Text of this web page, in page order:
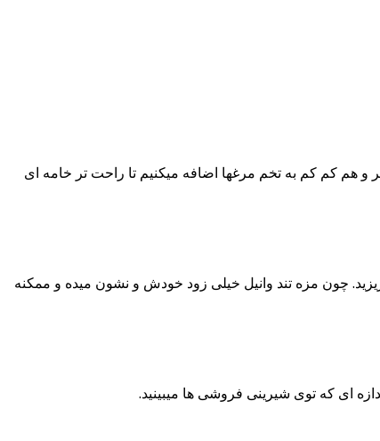
هم کم کم به تخم مرغها اضافه میکنیم تا راحت تر خامه ای
چون مزه تند وانیل خیلی زود خودش و نشون میده و ممکنه
ای که توی شیرینی فروشی ها میبینید.